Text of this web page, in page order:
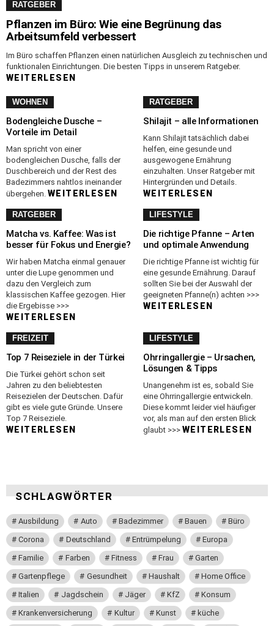
RATGEBER
Pflanzen im Büro: Wie eine Begrünung das
Arbeitsumfeld verbessert
Im Büro schaffen Pflanzen einen natürlichen Ausgleich zu technischen und
funktionalen Einrichtungen. Die besten Tipps in unserem Ratgeber.
WEITERLESEN
WOHNEN
Bodengleiche Dusche –
Vorteile im Detail
Man spricht von einer
bodengleichen Dusche, falls der
Duschbereich und der Rest des
Badezimmers nahtlos ineinander
übergehen. WEITERLESEN
RATGEBER
Shilajit – alle Informationen
Kann Shilajit tatsächlich dabei
helfen, eine gesunde und
ausgewogene Ernährung
einzuhalten. Unser Ratgeber mit
Hintergründen und Details.
WEITERLESEN
RATGEBER
Matcha vs. Kaffee: Was ist
besser für Fokus und Energie?
Wir haben Matcha einmal genauer
unter die Lupe genommen und
dazu den Vergleich zum
klassischen Kaffee gezogen. Hier
die Ergebisse >>>
WEITERLESEN
LIFESTYLE
Die richtige Pfanne – Arten
und optimale Anwendung
Die richtige Pfanne ist wichtig für
eine gesunde Ernährung. Darauf
sollten Sie bei der Auswahl der
geeigneten Pfanne(n) achten >>>
WEITERLESEN
FREIZEIT
Top 7 Reiseziele in der Türkei
Die Türkei gehört schon seit
Jahren zu den beliebtesten
Reisezielen der Deutschen. Dafür
gibt es viele gute Gründe. Unsere
Top 7 Reiseziele.
WEITERLESEN
LIFESTYLE
Ohrringallergie – Ursachen,
Lösungen & Tipps
Unangenehm ist es, sobald Sie
eine Ohrringallergie entwickeln.
Diese kommt leider viel häufiger
vor, als man auf den ersten Blick
glaubt >>> WEITERLESEN
SCHLAGWÖRTER
Ausbildung Auto Badezimmer Bauen
Büro
Corona
Deutschland Entrümpelung
Europa
Familie
Farben Fitness Frau
Garten
Gartenpflege
Gesundheit Haushalt
Home Office
Italien
Jagdschein Jäger KfZ
Konsum
Krankenversicherung
Kultur Kunst
küche